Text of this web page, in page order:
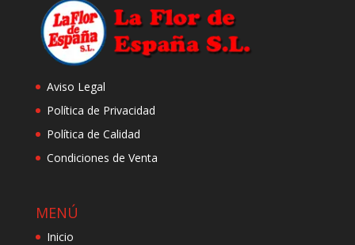
27.27 €
Aviso Legal
Política de Privacidad
Política de Calidad
Condiciones de Venta
MENÚ
Inicio